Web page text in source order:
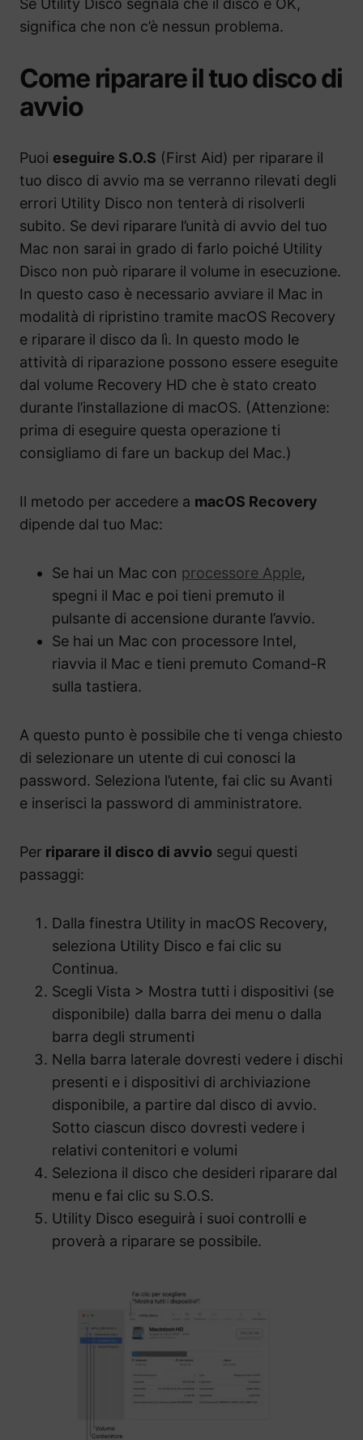
Se Utility Disco segnala che il disco è OK,
significa che non c’è nessun problema.
Come riparare il tuo disco di
avvio
Puoi eseguire S.O.S (First Aid) per riparare il
tuo disco di avvio ma se verranno rilevati degli
errori Utility Disco non tenterà di risolverli
subito. Se devi riparare l’unità di avvio del tuo
Mac non sarai in grado di farlo poiché Utility
Disco non può riparare il volume in esecuzione.
In questo caso è necessario avviare il Mac in
modalità di ripristino tramite macOS Recovery
e riparare il disco da lì. In questo modo le
attività di riparazione possono essere eseguite
dal volume Recovery HD che è stato creato
durante l’installazione di macOS. (Attenzione:
prima di eseguire questa operazione ti
consigliamo di fare un backup del Mac.)
Il metodo per accedere a macOS Recovery
dipende dal tuo Mac:
Se hai un Mac con processore Apple,
spegni il Mac e poi tieni premuto il
pulsante di accensione durante l’avvio.
Se hai un Mac con processore Intel,
riavvia il Mac e tieni premuto Comand-R
sulla tastiera.
A questo punto è possibile che ti venga chiesto
di selezionare un utente di cui conosci la
password. Seleziona l’utente, fai clic su Avanti
e inserisci la password di amministratore.
Per riparare il disco di avvio segui questi
passaggi:
Dalla finestra Utility in macOS Recovery,
seleziona Utility Disco e fai clic su
Continua.
Scegli Vista > Mostra tutti i dispositivi (se
disponibile) dalla barra dei menu o dalla
barra degli strumenti
Nella barra laterale dovresti vedere i dischi
presenti e i dispositivi di archiviazione
disponibile, a partire dal disco di avvio.
Sotto ciascun disco dovresti vedere i
relativi contenitori e volumi
Seleziona il disco che desideri riparare dal
menu e fai clic su S.O.S.
Utility Disco eseguirà i suoi controlli e
proverà a riparare se possibile.